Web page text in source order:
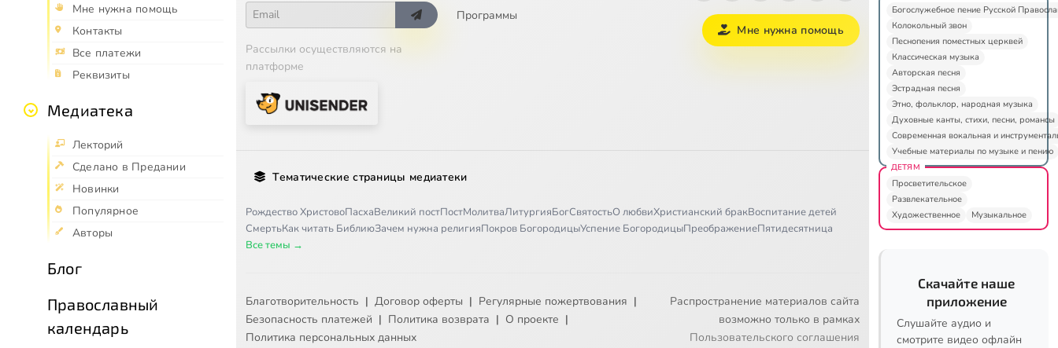
Мне нужна помощь
Контакты
Все платежи
Реквизиты
Медиатека
Лекторий
Сделано в Предании
Новинки
Популярное
Авторы
Блог
Православный
календарь
Рассылки осуществляются на
платформе
Программы
Мне нужна помощь
Тематические страницы медиатеки
Рождество ХристовоПасхаВеликий постПостМолитваЛитургияБогСвятостьО любвиХристианский бракВоспитание детей
СмертьКак читать БиблиюЗачем нужна религияПокров БогородицыУспение БогородицыПреображениеПятидесятница
Все темы →
Благотворительность | Договор оферты | Регулярные пожертвования |
Безопасность платежей | Политика возврата | О проекте |
Политика персональных данных
Распространение материалов сайта
возможно только в рамках
Пользовательского соглашения
Богослужебное пение Русской
Колокольный звон
Песнопения поместных церквей
Классическая музыка
Авторская песня
Эстрадная песня
Этно, фольклор, народная музыка
Духовные канты, стихи, песни, романсы
Современная вокальная и
Учебные материалы по музыке и пению
ДЕТЯМ
Просветительское
Развлекательное
Художественное
Музыкальное
Скачайте наше
приложение
Слушайте аудио и
смотрите видео офлайн